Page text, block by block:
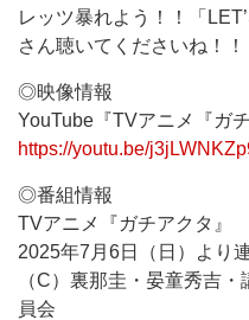
レッツ暴れよう！！「
さん聴いてくださいね！！
◎映像情報
YouTube『TVアニメ『ガ
https://youtu.be/
◎番組情報
TVアニメ『ガチアクタ』
2025年7月6日（日）より
（C）裏那圭・晏童秀吉
員会